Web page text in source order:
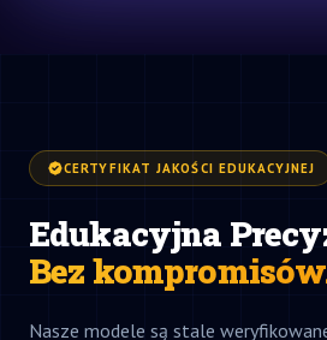
CERTYFIKAT JAKOŚCI EDUKACYJNEJ
Edukacyjna
Bez
Nasze modele są stale